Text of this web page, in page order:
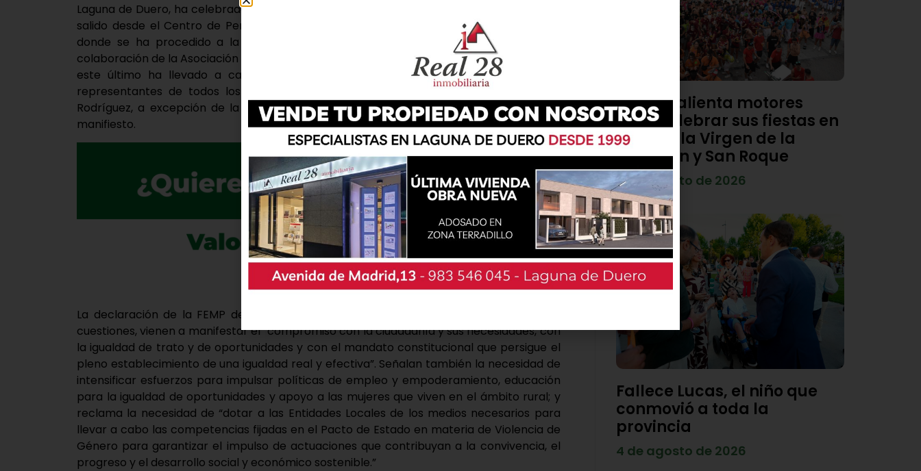
Laguna de Duero, ha celebrado esta efeméride con una ‘Marcha por la Igualdad’, que ha
salido desde el Centro de Personas Mayores del municipio hasta la Plaza Mayor, lugar
donde se ha procedido a la lectura del manifiesto. El acto, que ha contado con la
colaboración de la Asociación de Mujeres María Pacheco y el Centro de Danza Mi sueño –
este último ha llevado a cabo una actuación de baile -. El acto ha contado con
representantes de todos los partidos políticos, encabezados por el alcalde, Román
Rodríguez, a excepción de la formación VOX, quien ha decidido desvincularse de este
manifiesto.
La declaración de la FEMP de este 2020 se propone siete iniciativas que, entre otras
cuestiones, vienen a manifestar el “compromiso con la ciudadanía y sus necesidades, con
la igualdad de trato y de oportunidades y con el mandato constitucional que persigue el
pleno establecimiento de una igualdad real y efectiva”. Señalan también la necesidad de
intensificar esfuerzos para impulsar políticas de empleo y empoderamiento, educación
para la igualdad de oportunidades y apoyo a las mujeres que viven en el ámbito rural; y
reclama la necesidad de “dotar a las Entidades Locales de los medios necesarios para
llevar a cabo las competencias fijadas en el Pacto de Estado en materia de Violencia de
Género para garantizar el impulso de actuaciones que contribuyan a la convivencia, el
progreso y el desarrollo social y económico sostenible.”
Viana calienta motores
para celebrar sus fiestas en
honor a la Virgen de la
Asunción y San Roque
4 de agosto de 2026
Fallece Lucas, el niño que
conmovió a toda la
provincia
4 de agosto de 2026